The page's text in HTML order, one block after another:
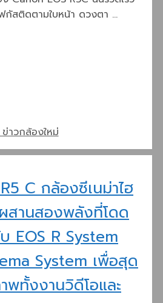
กัสติดตามใบหน้า ดวงตา …
าวกล้องใหม่
C กล้องซีเนม่าไฮ
สานสองพลังที่โดด
EOS R System
System เพื่อสุด
พทั้งงานวิดีโอและ